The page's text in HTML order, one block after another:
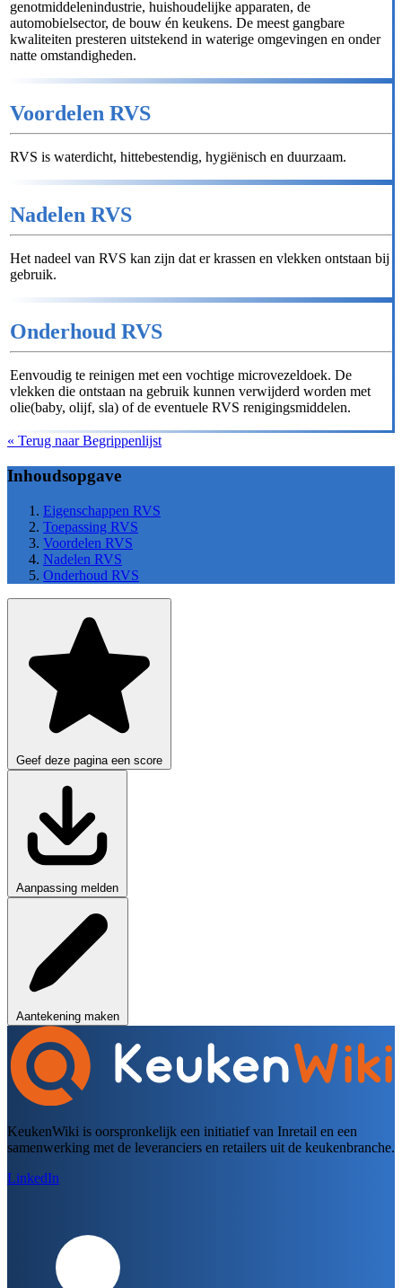
genotmiddelenindustrie, huishoudelijke apparaten, de
automobielsector, de bouw én keukens. De meest gangbare
kwaliteiten presteren uitstekend in waterige omgevingen en onder
natte omstandigheden.
Voordelen RVS
RVS is waterdicht, hittebestendig, hygiënisch en duurzaam.
Nadelen RVS
Het nadeel van RVS kan zijn dat er krassen en vlekken ontstaan bij
gebruik.
Onderhoud RVS
Eenvoudig te reinigen met een vochtige microvezeldoek. De
vlekken die ontstaan na gebruik kunnen verwijderd worden met
olie(baby, olijf, sla) of de eventuele RVS renigingsmiddelen.
« Terug naar Begrippenlijst
Inhoudsopgave
Eigenschappen RVS
Toepassing RVS
Voordelen RVS
Nadelen RVS
Onderhoud RVS
Geef deze pagina een score
Aanpassing melden
Aantekening maken
KeukenWiki is oorspronkelijk een initiatief van Inretail en een
samenwerking met de leveranciers en retailers uit de keukenbranche.
LinkedIn